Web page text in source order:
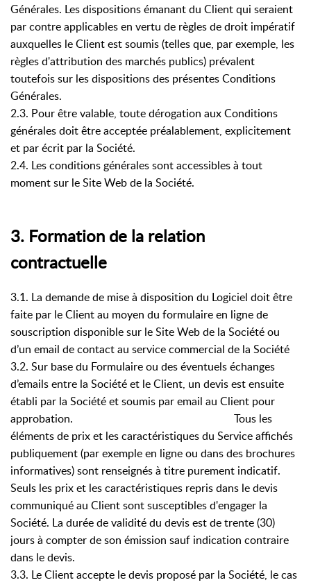
Générales. Les dispositions émanant du Client qui seraient
par contre applicables en vertu de règles de droit impératif
auxquelles le Client est soumis (telles que, par exemple, les
règles d'attribution des marchés publics) prévalent
toutefois sur les dispositions des présentes Conditions
Générales.
2.3. Pour être valable, toute dérogation aux Conditions
générales doit être acceptée préalablement, explicitement
et par écrit par la Société.
2.4. Les conditions générales sont accessibles à tout
moment sur le Site Web de la Société.
3. Formation de la relation
contractuelle
3.1. La demande de mise à disposition du Logiciel doit être
faite par le Client au moyen du formulaire en ligne de
souscription disponible sur le Site Web de la Société ou
d’un email de contact au service commercial de la Société
3.2. Sur base du Formulaire ou des éventuels échanges
d’emails entre la Société et le Client, un devis est ensuite
établi par la Société et soumis par email au Client pour
approbation. Tous les
éléments de prix et les caractéristiques du Service affichés
publiquement (par exemple en ligne ou dans des brochures
informatives) sont renseignés à titre purement indicatif.
Seuls les prix et les caractéristiques repris dans le devis
communiqué au Client sont susceptibles d'engager la
Société. La durée de validité du devis est de trente (30)
jours à compter de son émission sauf indication contraire
dans le devis.
3.3. Le Client accepte le devis proposé par la Société, le cas